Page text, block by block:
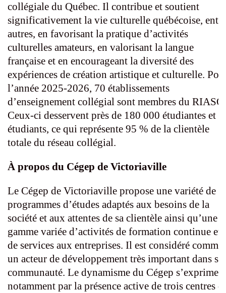
collégiale du Québec. Il contribue et soutient
significativement la vie culturelle québécoise, entre
autres, en favorisant la pratique d’activités
culturelles amateurs, en valorisant la langue
française et en encourageant la diversité des
expériences de création artistique et culturelle.
l’année 2025-2026, 70 établissements
d’enseignement collégial sont membres du RIASQ.
Ceux-ci desservent près de 180 000 étudiantes et
étudiants, ce qui représente 95 % de la clientèle
totale du réseau collégial.
À propos du Cégep de Victoriaville
Le Cégep de Victoriaville propose une variété de
programmes d’études adaptés aux besoins de la
société et aux attentes de sa clientèle ainsi qu’une
gamme variée d’activités de formation continue et
de services aux entreprises. Il est considéré comme
un acteur de développement très important dans sa
communauté. Le dynamisme du Cégep s’exprime
notamment par la présence active de trois centres